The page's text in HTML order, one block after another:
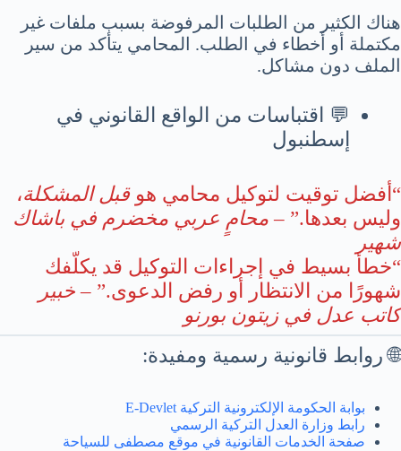
هناك الكثير من الطلبات المرفوضة بسبب ملفات غير
مكتملة أو أخطاء في الطلب. المحامي يتأكد من سير
الملف دون مشاكل.
💬 اقتباسات من الواقع القانوني في
إسطنبول
“أفضل توقيت لتوكيل محامي هوقبل المشكلة،
وليس بعدها.” – محامٍ عربي مخضرم في باشاك
شهير
“خطأ بسيط في إجراءات التوكيل قد يكلّفك
شهورًا من الانتظار أو رفض الدعوى.” – خبير
كاتب عدل في زيتون بورنو
🌐 روابط قانونية رسمية ومفيدة:
بوابة الحكومة الإلكترونية التركية E-Devlet
رابط وزارة العدل التركية الرسمي
صفحة الخدمات القانونية في موقع مصطفى للسياحة